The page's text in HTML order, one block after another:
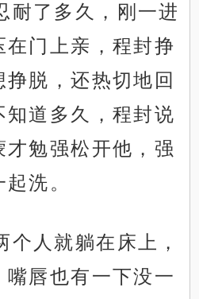
耐了多久，刚一进
在门上亲，程封挣
脱，还热切地回
知道多久，程封说
勉强松开他，强
洗。
个人就躺在床上，
唇也有一下没一